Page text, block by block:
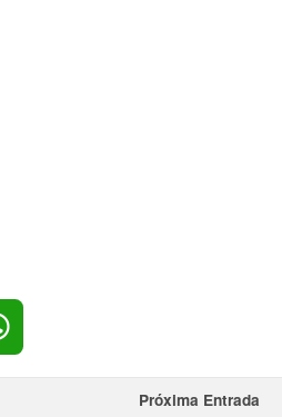
Próxima Entrada